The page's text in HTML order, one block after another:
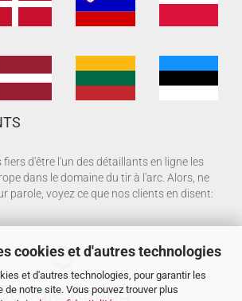
cookies et d'autres technologies
et d'autres technologies, pour garantir les
notre site. Vous pouvez trouver plus
d'être l'un des détaillants en ligne les
dans le domaine du tir à l'arc. Alors, ne
parole, voyez ce que nos clients en disent: